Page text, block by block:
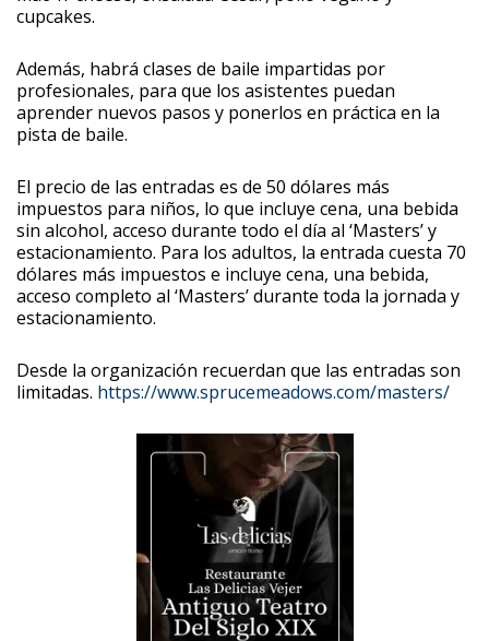
cupcakes.
Además, habrá clases de baile impartidas por
profesionales, para que los asistentes puedan
aprender nuevos pasos y ponerlos en práctica en la
pista de baile.
El precio de las entradas es de 50 dólares más
impuestos para niños, lo que incluye cena, una bebida
sin alcohol, acceso durante todo el día al ‘Masters’ y
estacionamiento. Para los adultos, la entrada cuesta 70
dólares más impuestos e incluye cena, una bebida,
acceso completo al ‘Masters’ durante toda la jornada y
estacionamiento.
Desde la organización recuerdan que las entradas son
limitadas. https://www.sprucemeadows.com/masters/